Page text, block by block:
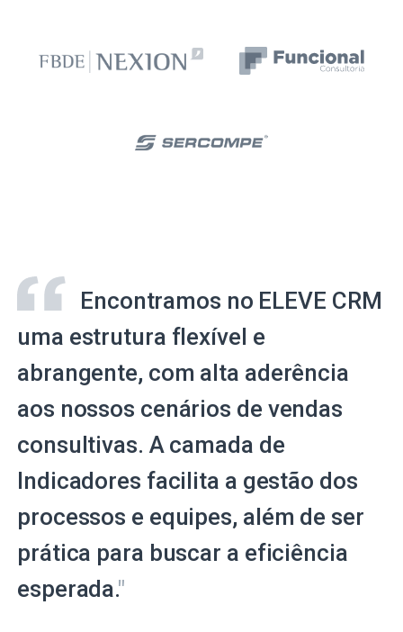
Encontramos no ELEVE CRM
uma estrutura flexível e
abrangente, com alta aderência
aos nossos cenários de vendas
consultivas. A camada de
Indicadores facilita a gestão dos
processos e equipes, além de ser
prática para buscar a eficiência
esperada."